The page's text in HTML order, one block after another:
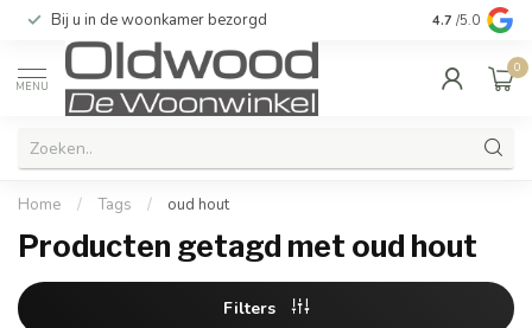
Bij u in de woonkamer bezorgd Kwaliteit &
4.7 /5.0
MENU
0
Home / Tags / oud hout
Producten getagd met oud hout
Filters